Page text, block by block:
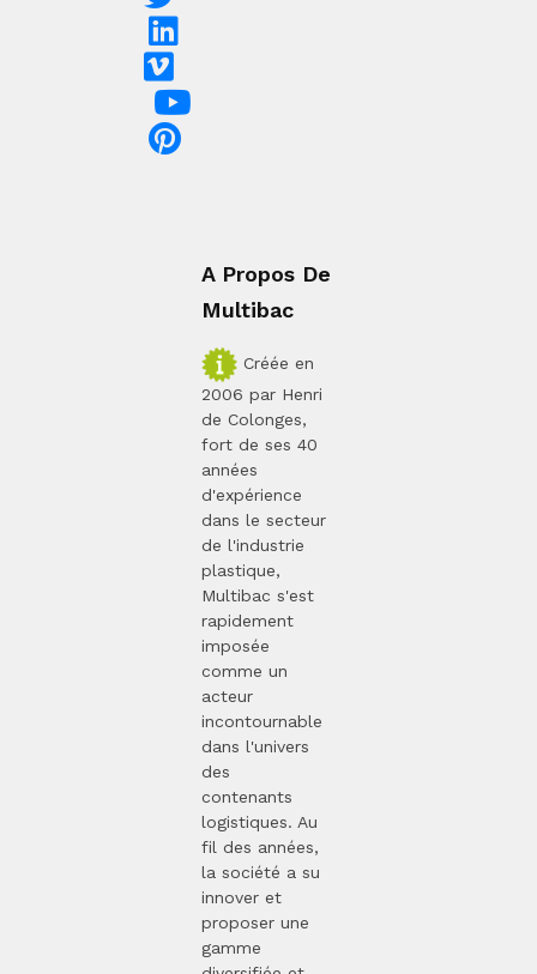
A Propos De
Multibac
Créée en
2006 par Henri
de Colonges,
fort de ses 40
années
d'expérience
dans le secteur
de l'industrie
plastique,
Multibac s'est
rapidement
imposée
comme un
acteur
incontournable
dans l'univers
des
contenants
logistiques. Au
fil des années,
la société a su
innover et
proposer une
gamme